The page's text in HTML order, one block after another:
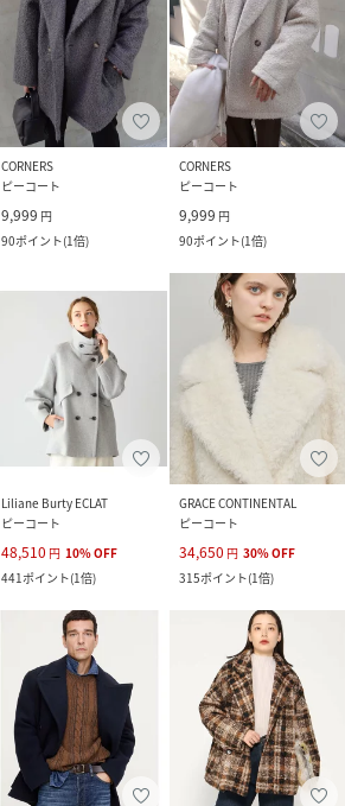
CORNERS
ピーコート
9,999 円
90ポイント(1倍)
CORNERS
ピーコート
9,999 円
90ポイント(1倍)
Liliane Burty ECLAT
ピーコート
48,510 円 10%OFF
441ポイント(1倍)
GRACE CONTINENTAL
ピーコート
34,650 円 30%OFF
315ポイント(1倍)